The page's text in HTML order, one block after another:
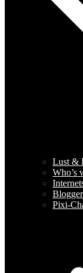
Lust &
Who’s
Pixi-